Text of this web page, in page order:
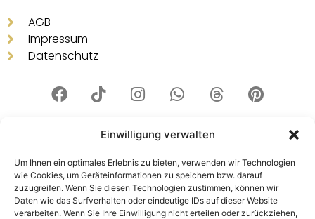
Einwilligung verwalten
Um Ihnen ein optimales Erlebnis zu bieten, verwenden wir Technologien
wie Cookies, um Geräteinformationen zu speichern bzw. darauf
zuzugreifen. Wenn Sie diesen Technologien zustimmen, können wir
Daten wie das Surfverhalten oder eindeutige IDs auf dieser Website
verarbeiten. Wenn Sie Ihre Einwilligung nicht erteilen oder zurückziehen,
AGB
Impressum
Datenschutz